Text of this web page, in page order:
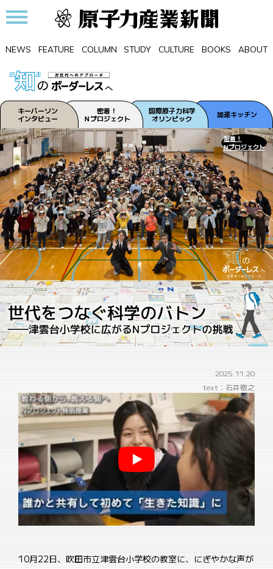
NEWS FEATURE COLUMN STUDY CULTURE BOOKS ABOUT
キーパーソン
インタビュー
密着！
Ｎプロジェクト
国際原子力科学
オリンピック
加速キッチン
密着！
Nプロジェクト
2025.11.20
text：石井敬之
10月22日、吹田市立津雲台小学校の教室に、にぎやかな声が